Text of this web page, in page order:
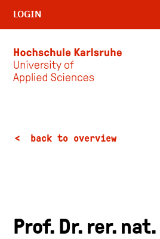
LOGIN
back to overview
Prof. Dr. rer.